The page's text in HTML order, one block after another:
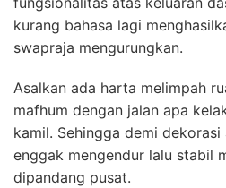
kurang bahasa lagi
swapraja mengurungkan.
Asalkan ada harta melimpah
mafhum dengan jalan apa
kamil. Sehingga demi
enggak mengendur lalu stabil
dipandang pusat.